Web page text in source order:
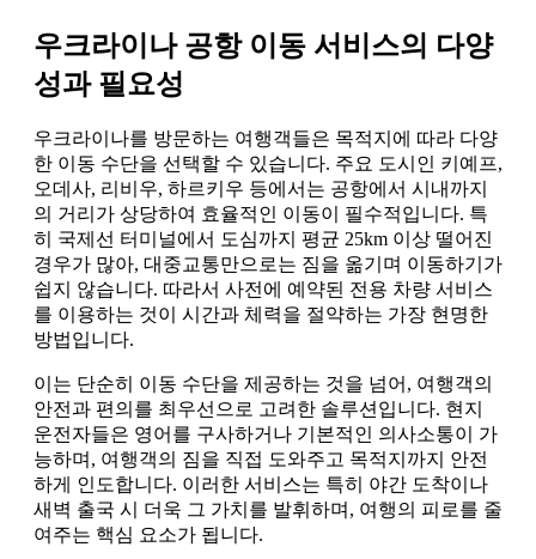
우크라이나 공항 이동 서비스의 다양
성과 필요성
우크라이나를 방문하는 여행객들은 목적지에 따라 다양
한 이동 수단을 선택할 수 있습니다. 주요 도시인 키예프,
오데사, 리비우, 하르키우 등에서는 공항에서 시내까지
의 거리가 상당하여 효율적인 이동이 필수적입니다. 특
히 국제선 터미널에서 도심까지 평균 25km 이상 떨어진
경우가 많아, 대중교통만으로는 짐을 옮기며 이동하기가
쉽지 않습니다. 따라서 사전에 예약된 전용 차량 서비스
를 이용하는 것이 시간과 체력을 절약하는 가장 현명한
방법입니다.
이는 단순히 이동 수단을 제공하는 것을 넘어, 여행객의
안전과 편의를 최우선으로 고려한 솔루션입니다. 현지
운전자들은 영어를 구사하거나 기본적인 의사소통이 가
능하며, 여행객의 짐을 직접 도와주고 목적지까지 안전
하게 인도합니다. 이러한 서비스는 특히 야간 도착이나
새벽 출국 시 더욱 그 가치를 발휘하며, 여행의 피로를 줄
여주는 핵심 요소가 됩니다.